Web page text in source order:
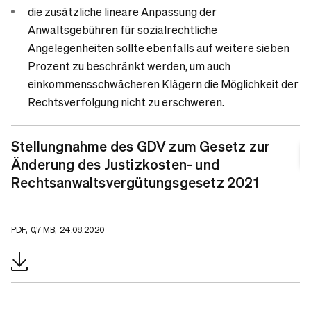
die zusätzliche lineare Anpassung der
Anwaltsgebühren für sozialrechtliche
Angelegenheiten sollte ebenfalls auf weitere sieben
Prozent zu beschränkt werden, um auch
einkommensschwächeren Klägern die Möglichkeit der
Rechtsverfolgung nicht zu erschweren.
Stellungnahme des GDV zum Gesetz zur
Änderung des Justizkosten- und
Rechtsanwaltsvergütungsgesetz 2021
PDF, 0,7 MB, 24.08.2020